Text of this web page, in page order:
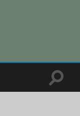
Toggle